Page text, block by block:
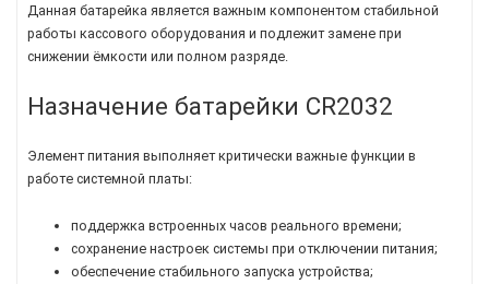
Данная батарейка является важным компонентом стабильной
работы кассового оборудования и подлежит замене при
снижении ёмкости или полном разряде.
Назначение батарейки CR2032
Элемент питания выполняет критически важные функции в
работе системной платы:
поддержка встроенных часов реального времени;
сохранение настроек системы при отключении питания;
обеспечение стабильного запуска устройства;